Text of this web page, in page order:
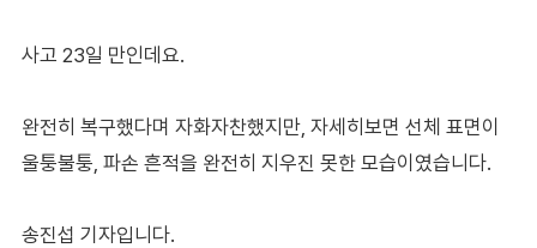
사고 23일 만인데요.
완전히 복구했다며 자화자찬했지만, 자세히보면 선체 표면이
울퉁불퉁, 파손 흔적을 완전히 지우진 못한 모습이였습니다.
송진섭 기자입니다.